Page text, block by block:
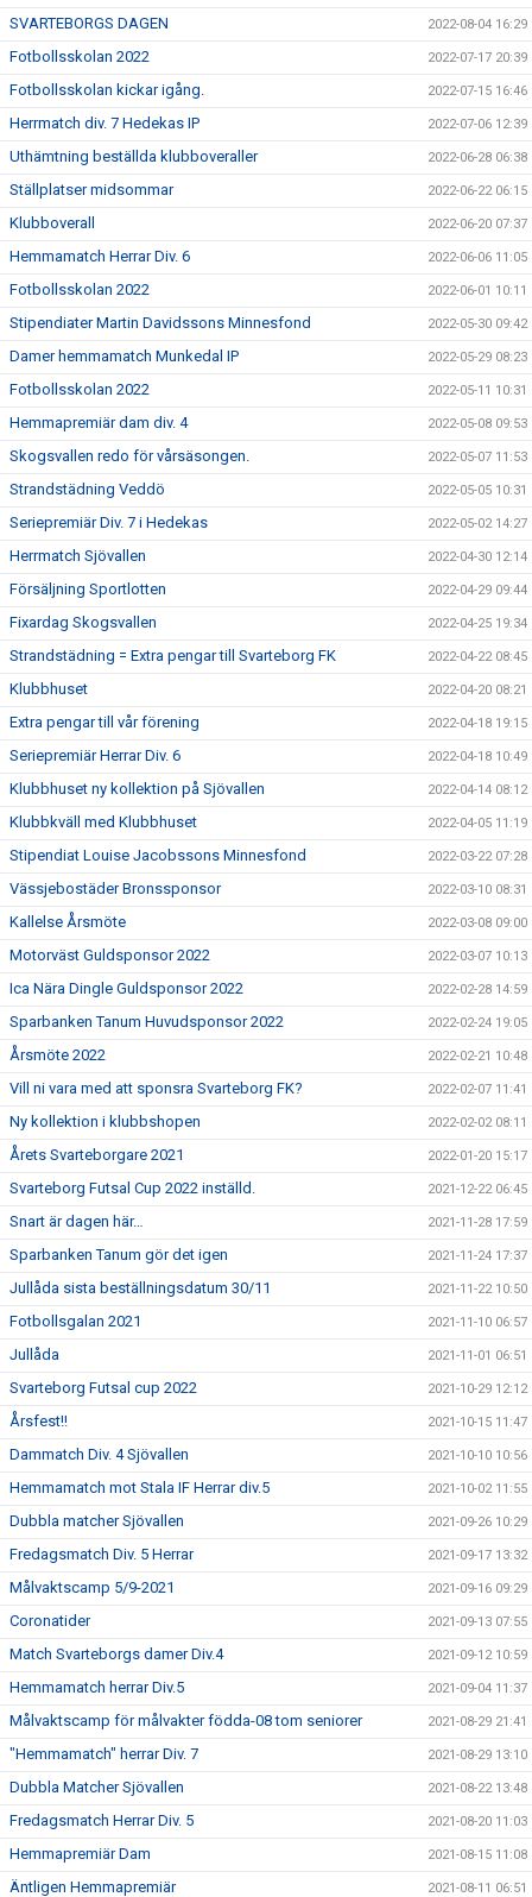
SVARTEBORGS DAGEN 2022-08-04 16:29
Fotbollsskolan 2022 2022-07-17 20:39
Fotbollsskolan kickar igång. 2022-07-15 16:46
Herrmatch div. 7 Hedekas IP 2022-07-06 12:39
Uthämtning beställda klubboveraller 2022-06-28 06:38
Ställplatser midsommar 2022-06-22 06:15
Klubboverall 2022-06-20 07:37
Hemmamatch Herrar Div. 6 2022-06-06 11:05
Fotbollsskolan 2022 2022-06-01 10:11
Stipendiater Martin Davidssons Minnesfond 2022-05-30 09:42
Damer hemmamatch Munkedal IP 2022-05-29 08:23
Fotbollsskolan 2022 2022-05-11 10:31
Hemmapremiär dam div. 4 2022-05-08 09:53
Skogsvallen redo för vårsäsongen. 2022-05-07 11:53
Strandstädning Veddö 2022-05-05 10:31
Seriepremiär Div. 7 i Hedekas 2022-05-02 14:27
Herrmatch Sjövallen 2022-04-30 12:14
Försäljning Sportlotten 2022-04-29 09:44
Fixardag Skogsvallen 2022-04-25 19:34
Strandstädning = Extra pengar till Svarteborg FK 2022-04-22 08:45
Klubbhuset 2022-04-20 08:21
Extra pengar till vår förening 2022-04-18 19:15
Seriepremiär Herrar Div. 6 2022-04-18 10:49
Klubbhuset ny kollektion på Sjövallen 2022-04-14 08:12
Klubbkväll med Klubbhuset 2022-04-05 11:19
Stipendiat Louise Jacobssons Minnesfond 2022-03-22 07:28
Vässjebostäder Bronssponsor 2022-03-10 08:31
Kallelse Årsmöte 2022-03-08 09:00
Motorväst Guldsponsor 2022 2022-03-07 10:13
Ica Nära Dingle Guldsponsor 2022 2022-02-28 14:59
Sparbanken Tanum Huvudsponsor 2022 2022-02-24 19:05
Årsmöte 2022 2022-02-21 10:48
Vill ni vara med att sponsra Svarteborg FK? 2022-02-07 11:41
Ny kollektion i klubbshopen 2022-02-02 08:11
Årets Svarteborgare 2021 2022-01-20 15:17
Svarteborg Futsal Cup 2022 inställd. 2021-12-22 06:45
Snart är dagen här… 2021-11-28 17:59
Sparbanken Tanum gör det igen 2021-11-24 17:37
Jullåda sista beställningsdatum 30/11 2021-11-22 10:50
Fotbollsgalan 2021 2021-11-10 06:57
Jullåda 2021-11-01 06:51
Svarteborg Futsal cup 2022 2021-10-29 12:12
Årsfest!! 2021-10-15 11:47
Dammatch Div. 4 Sjövallen 2021-10-10 10:56
Hemmamatch mot Stala IF Herrar div.5 2021-10-02 11:55
Dubbla matcher Sjövallen 2021-09-26 10:29
Fredagsmatch Div. 5 Herrar 2021-09-17 13:32
Målvaktscamp 5/9-2021 2021-09-16 09:29
Coronatider 2021-09-13 07:55
Match Svarteborgs damer Div.4 2021-09-12 10:59
Hemmamatch herrar Div.5 2021-09-04 11:37
Målvaktscamp för målvakter födda-08 tom seniorer 2021-08-29 21:41
"Hemmamatch" herrar Div. 7 2021-08-29 13:10
Dubbla Matcher Sjövallen 2021-08-22 13:48
Fredagsmatch Herrar Div. 5 2021-08-20 11:03
Hemmapremiär Dam 2021-08-15 11:08
Äntligen Hemmapremiär 2021-08-11 06:51